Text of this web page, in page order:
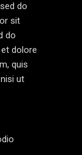
do
sit
do
dolore
quis
ut